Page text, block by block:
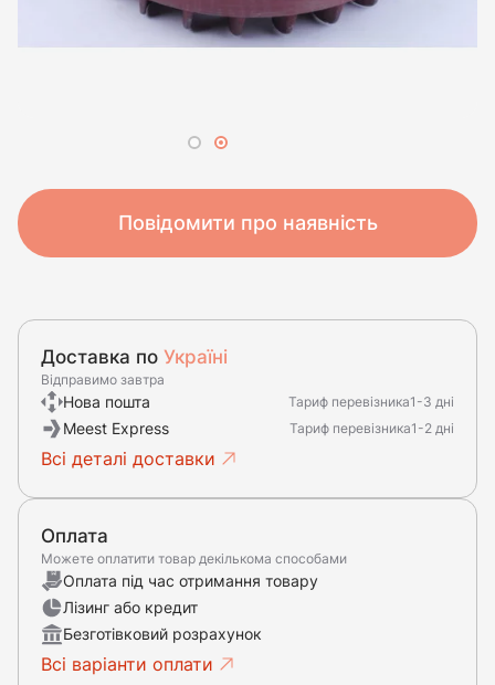
Повідомити про наявність
Доставка по Україні
Відправимо завтра
Нова пошта Тариф перевізника1-3 дні
Meest Express Тариф перевізника1-2 дні
Всі деталі доставки
Оплата
Можете оплатити товар декількома способами
Оплата під час отримання товару
Лізинг або кредит
Безготівковий розрахунок
Всі варіанти оплати